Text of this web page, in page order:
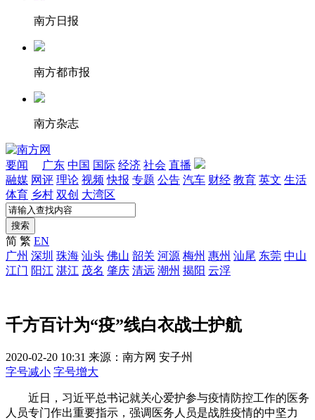
南方日报
南方都市报
南方杂志
要闻 广东 中国 国际 经济 社会 直播
融媒 网评 理论 视频 快报 专题 公告 汽车 财经 教育 英文 生活
体育 乡村 双创 大湾区
搜索
简 繁 EN
广州 深圳 珠海 汕头 佛山 韶关 河源 梅州 惠州 汕尾 东莞 中山
江门 阳江 湛江 茂名 肇庆 清远 潮州 揭阳 云浮
千方百计为“疫”线白衣战士护航
2020-02-20 10:31 来源：南方网 安子州
字号减小 字号增大
近日，习近平总书记就关心爱护参与疫情防控工作的医务
人员专门作出重要指示，强调医务人员是战胜疫情的中坚力